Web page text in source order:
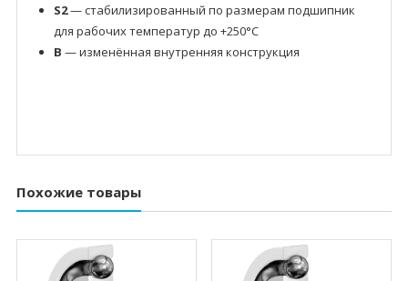
S2— стабилизированный по размерам подшипник
для рабочих температур до +250°C
B — изменённая внутренняя конструкция
Похожие товары